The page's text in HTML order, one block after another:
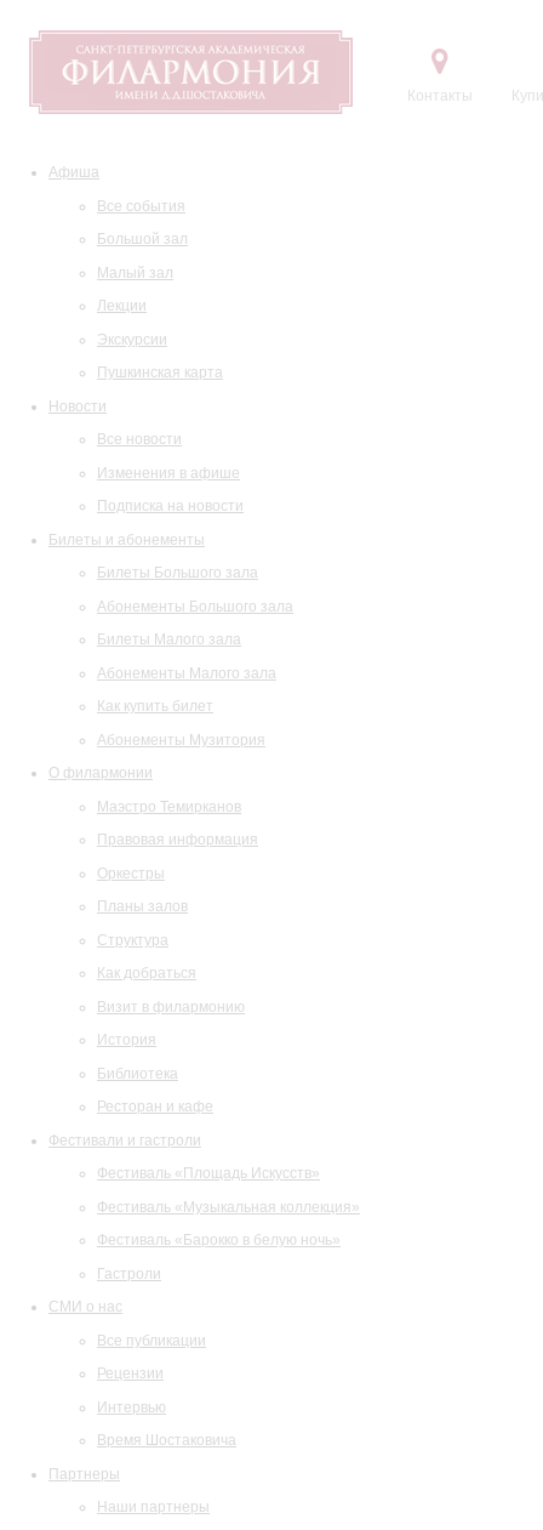
Контакты
Афиша
Все события
Большой зал
Малый зал
Лекции
Экскурсии
Пушкинская карта
Новости
Все новости
Изменения в афише
Подписка на новости
Билеты и абонементы
Билеты Большого зала
Абонементы Большого зала
Билеты Малого зала
Абонементы Малого зала
Как купить билет
Абонементы Музитория
О филармонии
Маэстро Темирканов
Правовая информация
Оркестры
Планы залов
Структура
Как добраться
Визит в филармонию
История
Библиотека
Ресторан и кафе
Фестивали и гастроли
Фестиваль «Площадь Искусств»
Фестиваль «Музыкальная коллекция»
Фестиваль «Барокко в белую ночь»
Гастроли
СМИ о нас
Все публикации
Рецензии
Интервью
Время Шостаковича
Партнеры
Наши партнеры